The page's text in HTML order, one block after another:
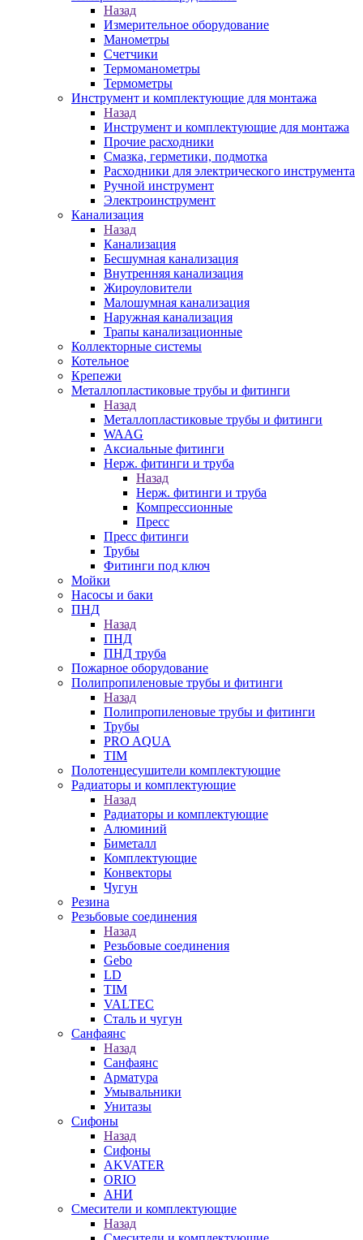
Назад
Измерительное оборудование
Манометры
Счетчики
Термоманометры
Термометры
Инструмент и комплектующие для монтажа
Назад
Инструмент и комплектующие для монтажа
Прочие расходники
Смазка, герметики, подмотка
Расходники для электрического инструмента
Ручной инструмент
Электроинструмент
Канализация
Назад
Канализация
Бесшумная канализация
Внутренняя канализация
Жироуловители
Малошумная канализация
Наружная канализация
Трапы канализационные
Коллекторные системы
Котельное
Крепежи
Металлопластиковые трубы и фитинги
Назад
Металлопластиковые трубы и фитинги
WAAG
Аксиальные фитинги
Нерж. фитинги и труба
Назад
Нерж. фитинги и труба
Компрессионные
Пресс
Пресс фитинги
Трубы
Фитинги под ключ
Мойки
Насосы и баки
ПНД
Назад
ПНД
ПНД труба
Пожарное оборудование
Полипропиленовые трубы и фитинги
Назад
Полипропиленовые трубы и фитинги
Трубы
PRO AQUA
TIM
Полотенцесушители комплектующие
Радиаторы и комплектующие
Назад
Радиаторы и комплектующие
Алюминий
Биметалл
Комплектующие
Конвекторы
Чугун
Резина
Резьбовые соединения
Назад
Резьбовые соединения
Gebo
LD
TIM
VALTEC
Сталь и чугун
Санфаянс
Назад
Санфаянс
Арматура
Умывальники
Унитазы
Сифоны
Назад
Сифоны
AKVATER
ORIO
АНИ
Смесители и комплектующие
Назад